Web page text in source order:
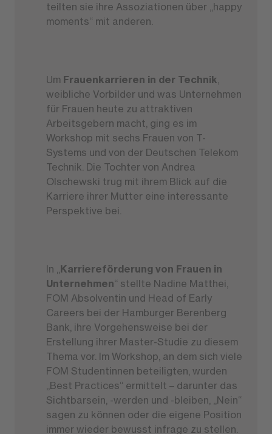
teilten sie ihre Assoziationen über „happy
moments“ mit anderen.
Um Frauenkarrieren in der Technik,
weibliche Vorbilder und was Unternehmen
für Frauen heute zu attraktiven
Arbeitsgebern macht, ging es im
Workshop mit sechs Frauen von T-
Systems und von der Deutschen Telekom
Technik. Die Tochter von Andrea
Olschewski trug mit ihrem Blick auf die
Karriere ihrer Mutter eine interessante
Perspektive bei.
In „Karriereförderung von Frauen in
Unternehmen“ stellte Nadine Matthei,
FOM Absolventin und Head of Early
Careers bei der Hamburger Berenberg
Bank, ihre Vorgehensweise bei der
Erstellung ihrer Master-Studie zu diesem
Thema vor. Im Workshop, an dem sich viele
FOM Studentinnen beteiligten, wurden
„Best Practices“ ermittelt – darunter das
Sichtbarsein, -werden und -bleiben, „Nein“
sagen zu können oder die eigene Position
immer wieder bewusst infrage zu stellen.